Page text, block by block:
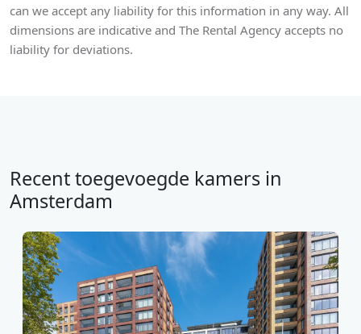
can we accept any liability for this information in any way. All
dimensions are indicative and The Rental Agency accepts no
liability for deviations.
Recent toegevoegde kamers in
Amsterdam